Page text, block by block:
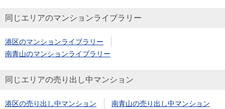
同じエリアのマンションライブラリー
港区のマンションライブラリー
南青山のマンションライブラリー
同じエリアの売り出し中マンション
港区の売り出し中マンション 南青山の売り出し中マンション